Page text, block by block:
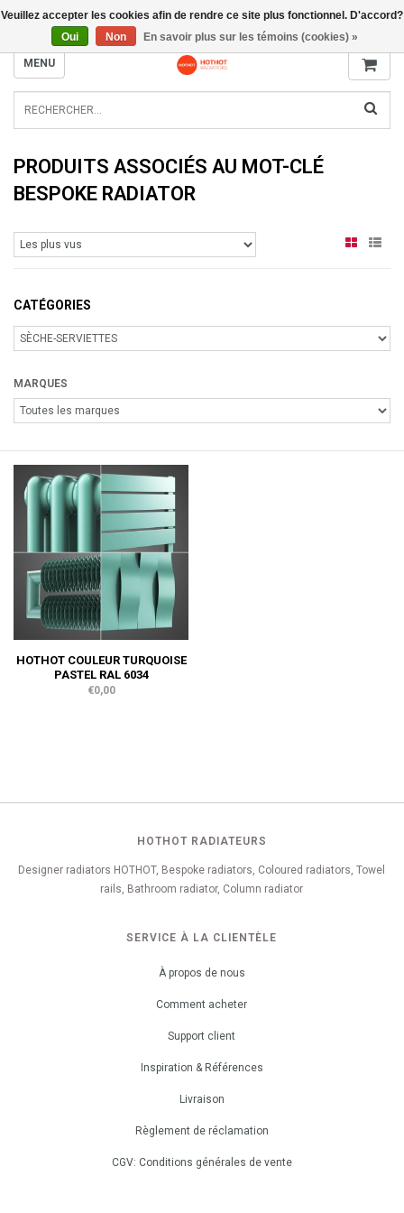
INFO@RADIATORS.SHOP
MENU
PRODUITS ASSOCIÉS AU MOT-CLÉ
BESPOKE RADIATOR
CATÉGORIES
MARQUES
HOTHOT COULEUR TURQUOISE
PASTEL RAL 6034
€0,00
HOTHOT RADIATEURS
Designer radiators HOTHOT, Bespoke radiators, Coloured radiators, Towel
rails, Bathroom radiator, Column radiator
SERVICE À LA CLIENTÈLE
À propos de nous
Comment acheter
Support client
Inspiration & Références
Livraison
Règlement de réclamation
CGV: Conditions générales de vente
Veuillez accepter les cookies afin de rendre ce site plus fonctionnel. D'accord?
Oui
Non En savoir plus sur les témoins (cookies) »